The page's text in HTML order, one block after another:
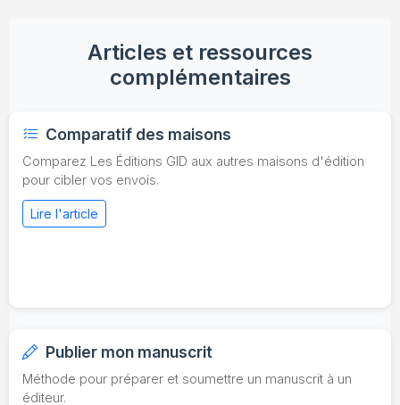
Articles et ressources
complémentaires
Comparatif des maisons
Comparez Les Éditions GID aux autres maisons d'édition
pour cibler vos envois.
Lire l'article
Publier mon manuscrit
Méthode pour préparer et soumettre un manuscrit à un
éditeur.